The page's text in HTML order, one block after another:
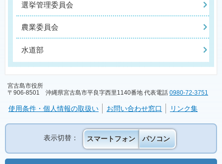
選挙管理委員会
農業委員会
水道部
宮古島市役所
〒906-8501 沖縄県宮古島市平良字西里1140番地 代表電話 0980-72-3751
使用条件・個人情報の取扱い お問い合わせ窓口 リンク集
表示切替： スマートフォン パソコン